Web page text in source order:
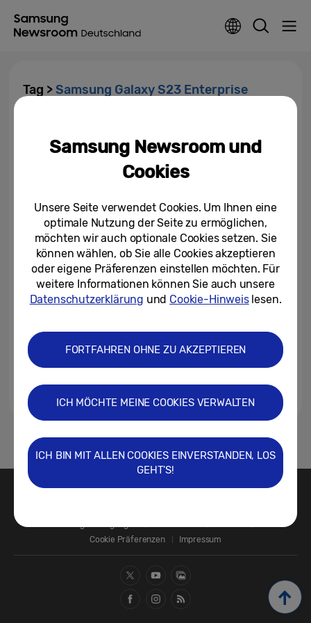
Tag > Samsung Galaxy S23 Enterprise
Samsung verlängert
Enterprise Edition-Modelle
Die Samsung Galaxy S23
Enterprise Edition: Power,
Performance und
Produktivität...
20.02.2023
Cookie Präferenzen
Impressum
Samsung Newsroom und
Cookies
Unsere Seite verwendet Cookies. Um Ihnen eine
optimale Nutzung der Seite zu ermöglichen,
möchten wir auch optionale Cookies setzen. Sie
können wählen, ob Sie alle Cookies akzeptieren
oder eigene Präferenzen einstellen möchten. Für
weitere Informationen können Sie auch unsere
Datenschutzerklärung und Cookie-Hinweislesen.
FORTFAHREN OHNE ZU AKZEPTIEREN
ICH MÖCHTE MEINE COOKIES VERWALTEN
ICH BIN MIT ALLEN COOKIES EINVERSTANDEN, LOS
GEHT'S!